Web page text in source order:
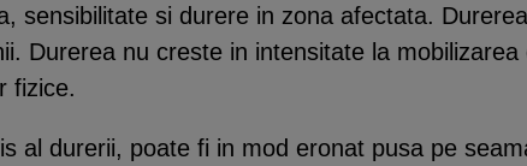
sensibilitate si durere in zona afectata.
Durerea nu creste in intensitate la
fizice.
al durerii, poate fi in mod eronat pusa pe